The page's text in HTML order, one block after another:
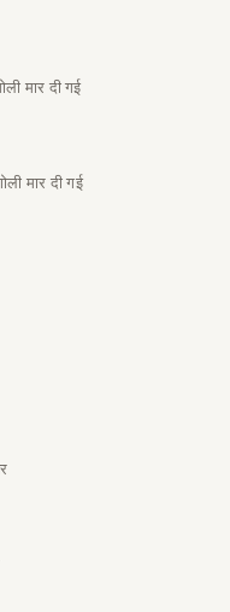
मार दी गई
मार दी गई